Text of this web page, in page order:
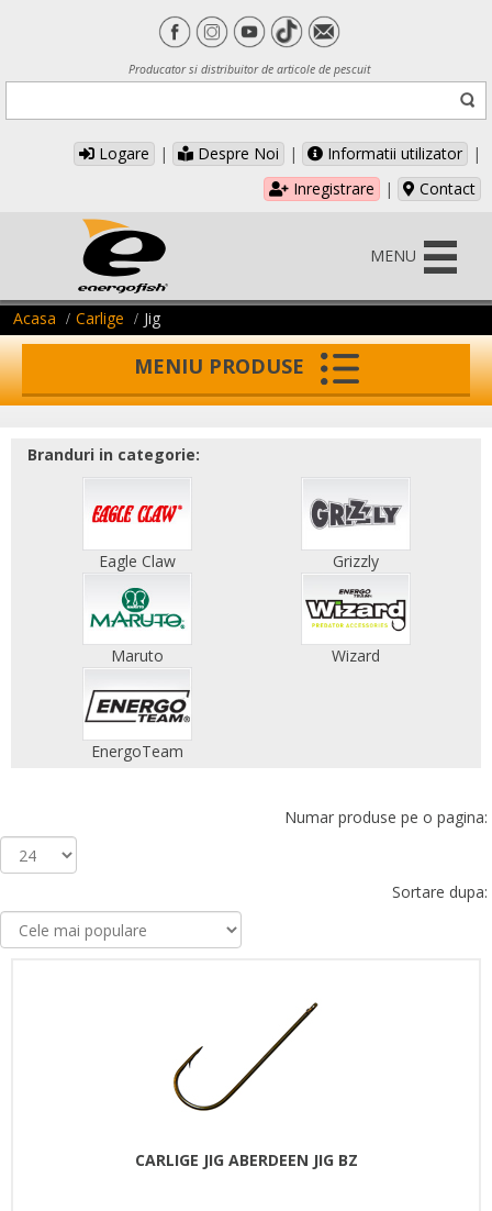
Producator si distribuitor de articole de pescuit
Logare | Despre Noi | Informatii utilizator
|
Inregistrare
| Contact
MENU
Acasa Carlige Jig
MENIU PRODUSE
Branduri in categorie:
Eagle Claw Grizzly
Maruto Wizard
EnergoTeam
Numar produse pe o pagina:
Sortare dupa:
CARLIGE JIG ABERDEEN JIG BZ